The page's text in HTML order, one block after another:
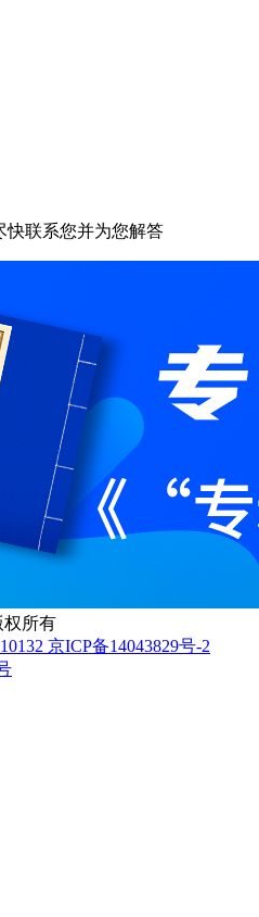
快联系您并为您解答
权所有
京ICP备14043829号-2